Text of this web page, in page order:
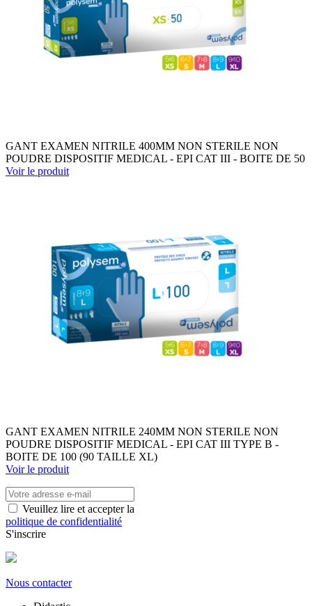
GANT EXAMEN NITRILE 400MM NON STERILE NON
POUDRE DISPOSITIF MEDICAL - EPI CAT III - BOITE DE 50
Voir le produit
GANT EXAMEN NITRILE 240MM NON STERILE NON
POUDRE DISPOSITIF MEDICAL - EPI CAT III TYPE B -
BOITE DE 100 (90 TAILLE XL)
Voir le produit
Veuillez lire et accepter la
politique de confidentialité
S'inscrire
Nous contacter